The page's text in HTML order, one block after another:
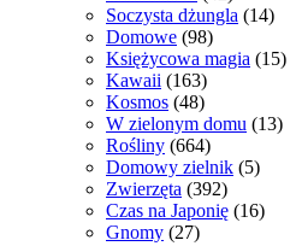
Soczysta dżungla (14)
Domowe (98)
Księżycowa magia (15)
Kawaii (163)
Kosmos (48)
W zielonym domu (13)
Rośliny (664)
Domowy zielnik (5)
Zwierzęta (392)
Czas na Japonię (16)
Gnomy (27)